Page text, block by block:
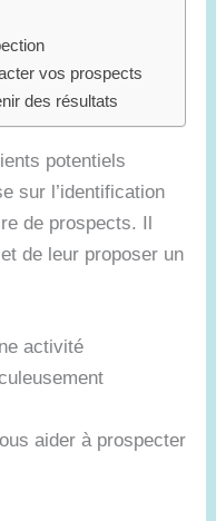
vos prospects
des résultats
potentiels
sur l’identification
de prospects. Il
de leur proposer un
activité
aider à prospecter